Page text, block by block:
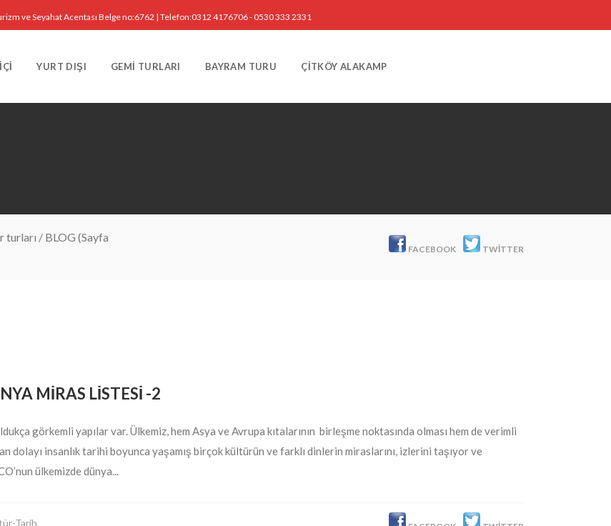
ve Seyahat Acentası Belge no:6762 | Telefon:0312 4176706 - 0530 333 2331
YURT DIŞI GEMI TURLARI BAYRAM TURU ÇİTKÖY ALAKAMP
turları / BLOG (Sayfa
FACEBOOK TWITTER
MİRAS LİSTESİ -2
görkemli yapılar var. Ülkemiz, hem Asya ve Avrupa kıtalarının birleşme noktasında olması hem de verimli
dolayı insanlık tarihi boyunca yaşamış birçok kültürün ve farklı dinlerin miraslarını, izlerini taşıyor ve
ülkemizde dünya...
Tarih